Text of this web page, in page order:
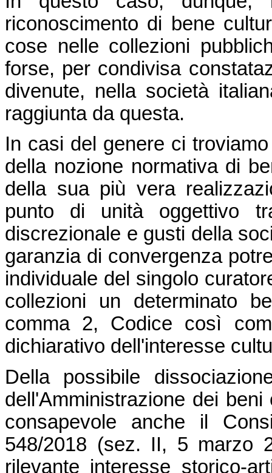
riconoscimento di bene
cose nelle collezioni
forse, per condivisa
divenute, nella società
raggiunta da questa.
In casi del genere ci
della nozione normativa di
della sua più vera
punto di unità oggettivo
discrezionale e gusti della
garanzia di convergenza
individuale del singolo
collezioni un determinato
comma 2, Codice così
dichiarativo dell'interesse
Della possibile
dell'Amministrazione dei
consapevole anche il
548/2018 (sez. II, 5 marzo
rilevante interesse storico-